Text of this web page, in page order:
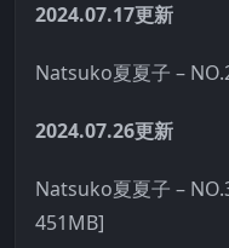
2024.07.17更新
Natsuko夏夏子 –
2024.07.26更新
Natsuko夏夏子 –
451MB]